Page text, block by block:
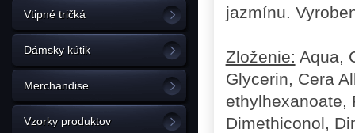
Vtipné tričká
Dámsky kútik
Merchandise
Vzorky produktov
jazmínu.
Zloženie: Aqua,
Glycerin, Cera
ethylhexanoate,
Dimethiconol,